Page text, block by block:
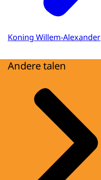
Koning Willem-Alexander
Andere talen